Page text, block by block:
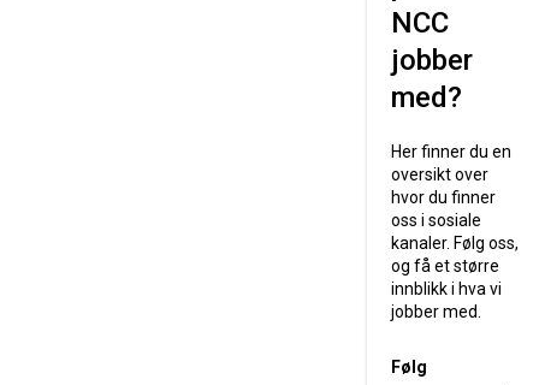
NCC
jobber
med?
Her finner du en
oversikt over
hvor du finner
oss i sosiale
kanaler. Følg oss,
og få et større
innblikk i hva vi
jobber med.
Følg